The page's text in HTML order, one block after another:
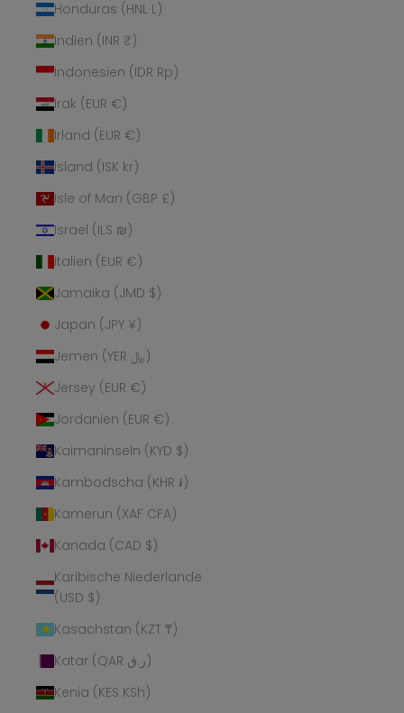
Honduras (HNL L)
Indien (INR ₹)
Indonesien (IDR Rp)
Irak (EUR €)
Irland (EUR €)
Island (ISK kr)
Isle of Man (GBP £)
Israel (ILS ₪)
Italien (EUR €)
Jamaika (JMD $)
Japan (JPY ¥)
Jemen (YER ﷼)
Jersey (EUR €)
Jordanien (EUR €)
Kaimaninseln (KYD $)
Kambodscha (KHR ៛)
Kamerun (XAF CFA)
Kanada (CAD $)
Karibische Niederlande
(USD $)
Kasachstan (KZT ₸)
Katar (QAR ر.ق)
Kenia (KES KSh)